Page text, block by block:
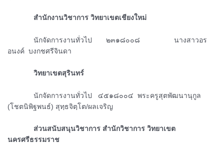
ᅠᅠᅠᅠสำนักงานวิชาการ วิทยาเขตเชียงใหม่
ᅠᅠᅠᅠนักจัดการงานทั่วไป ๒๓๑๘๐๐๘ นางสาวอร
อนงค์ บงกชศรีจินดา
ᅠᅠᅠᅠวิทยาเขตสุรินทร์
ᅠᅠᅠᅠนักจัดการงานทั่วไป ๔๕๑๘๐๐๔ พระครูสุตพัฒนานุกูล
(โชตนิพิฐพนธ์) สุทฺธจิตฺโต/ผลเจริญ
ᅠᅠᅠᅠส่วนสนับสนุนวิชาการ สำนักวิชาการ วิทยาเขต
นครศรีธรรมราช